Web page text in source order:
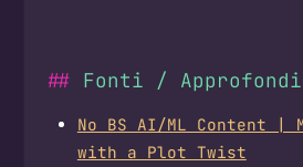
Fonti /
No BS AI/ML Content |
with a Plot Twist